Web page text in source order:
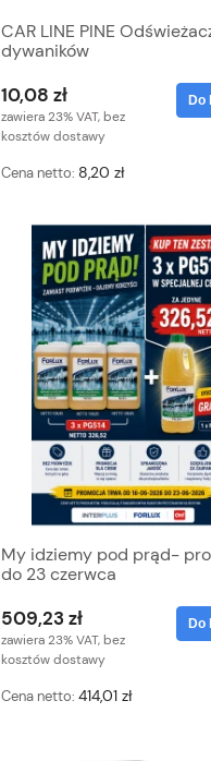
CAR LINE PINE
dywaników
10,08 zł
zawiera 23% VAT, bez
kosztów dostawy
Cena netto: 8,20 zł
Do
My idziemy pod prąd-
do 23 czerwca
509,23 zł
zawiera 23% VAT, bez
kosztów dostawy
Cena netto: 414,01 zł
Do